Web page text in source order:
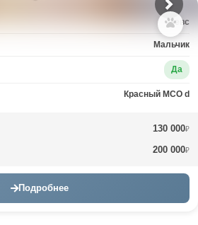
Зевс
Мальчик
Да
Красный MCO d
130 000₽
200 000₽
Подробнее